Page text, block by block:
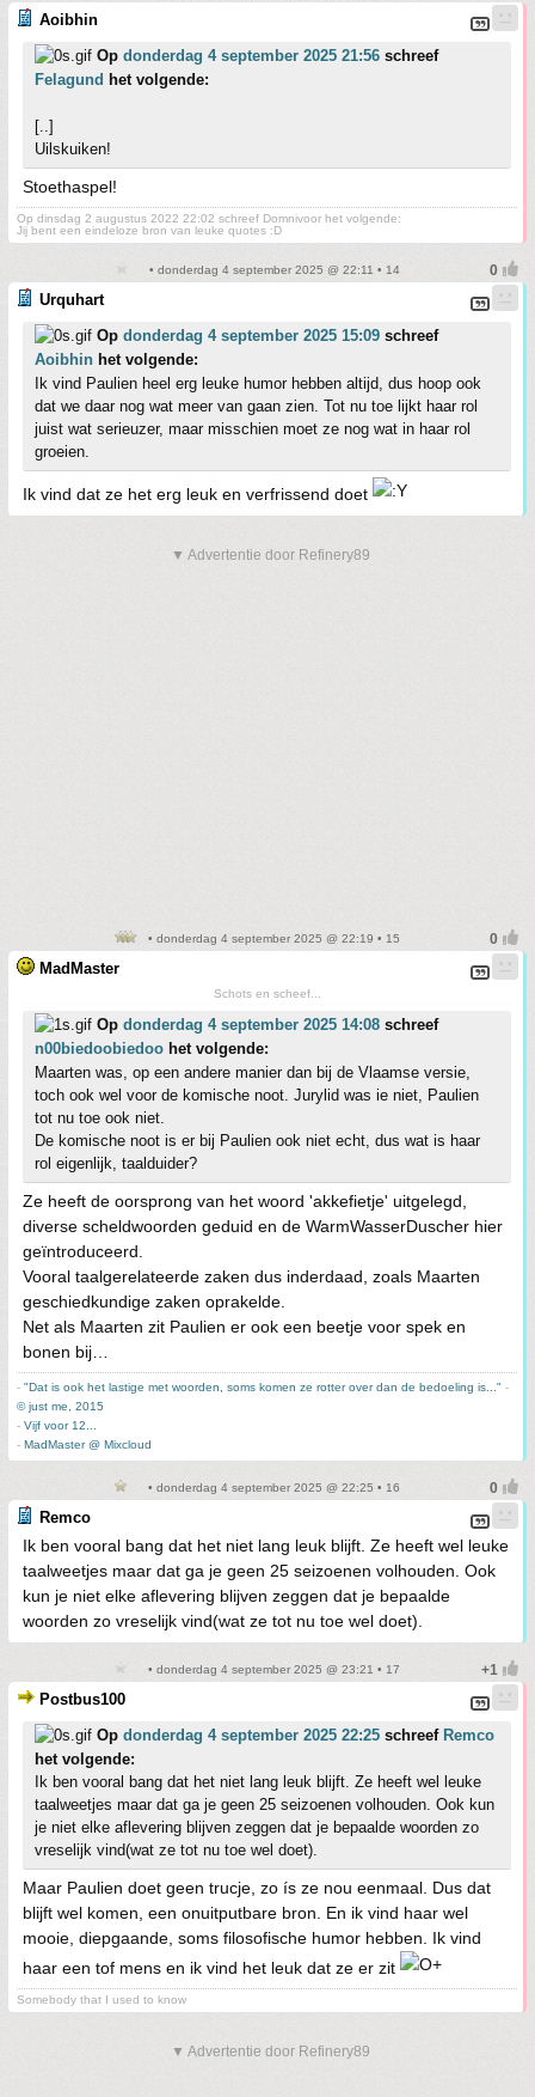
Aoibhin
Op donderdag 4 september 2025 21:56 schreef
Felagund het volgende:
[..]
Uilskuiken!
Stoethaspel!
Op dinsdag 2 augustus 2022 22:02 schreef Domnivoor het volgende:
Jij bent een eindeloze bron van leuke quotes :D
• donderdag 4 september 2025 @ 22:11 • 14
Urquhart
Op donderdag 4 september 2025 15:09 schreef
Aoibhin het volgende:
Ik vind Paulien heel erg leuke humor hebben altijd, dus hoop ook
dat we daar nog wat meer van gaan zien. Tot nu toe lijkt haar rol
juist wat serieuzer, maar misschien moet ze nog wat in haar rol
groeien.
Ik vind dat ze het erg leuk en verfrissend doet
▼ Advertentie door Refinery89
• donderdag 4 september 2025 @ 22:19 • 15
MadMaster
Schots en scheef...
Op donderdag 4 september 2025 14:08 schreef
n00biedoobiedoo het volgende:
Maarten was, op een andere manier dan bij de Vlaamse versie,
toch ook wel voor de komische noot. Jurylid was ie niet, Paulien
tot nu toe ook niet.
De komische noot is er bij Paulien ook niet echt, dus wat is haar
rol eigenlijk, taalduider?
Ze heeft de oorsprong van het woord 'akkefietje' uitgelegd,
diverse scheldwoorden geduid en de WarmWasserDuscher hier
geïntroduceerd.
Vooral taalgerelateerde zaken dus inderdaad, zoals Maarten
geschiedkundige zaken oprakelde.
Net als Maarten zit Paulien er ook een beetje voor spek en
bonen bij…
- "Dat is ook het lastige met woorden, soms komen ze rotter over dan de bedoeling is..." -
© just me, 2015
- Vijf voor 12...
- MadMaster @ Mixcloud
• donderdag 4 september 2025 @ 22:25 • 16
Remco
Ik ben vooral bang dat het niet lang leuk blijft. Ze heeft wel leuke
taalweetjes maar dat ga je geen 25 seizoenen volhouden. Ook
kun je niet elke aflevering blijven zeggen dat je bepaalde
woorden zo vreselijk vind(wat ze tot nu toe wel doet).
• donderdag 4 september 2025 @ 23:21 • 17
Postbus100
Op donderdag 4 september 2025 22:25 schreef Remco
het volgende:
Ik ben vooral bang dat het niet lang leuk blijft. Ze heeft wel leuke
taalweetjes maar dat ga je geen 25 seizoenen volhouden. Ook kun
je niet elke aflevering blijven zeggen dat je bepaalde woorden zo
vreselijk vind(wat ze tot nu toe wel doet).
Maar Paulien doet geen trucje, zo ís ze nou eenmaal. Dus dat
blijft wel komen, een onuitputbare bron. En ik vind haar wel
mooie, diepgaande, soms filosofische humor hebben. Ik vind
haar een tof mens en ik vind het leuk dat ze er zit
Somebody that I used to know
▼ Advertentie door Refinery89